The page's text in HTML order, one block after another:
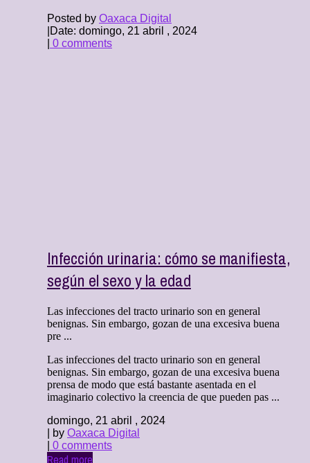
Posted by Oaxaca Digital
Date: domingo, 21 abril , 2024
0 comments
Infección urinaria: cómo se manifiesta,
según el sexo y la edad
Las infecciones del tracto urinario son en general
benignas. Sin embargo, gozan de una excesiva buena
pre ...
Las infecciones del tracto urinario son en general
benignas. Sin embargo, gozan de una excesiva buena
prensa de modo que está bastante asentada en el
imaginario colectivo la creencia de que pueden pas ...
domingo, 21 abril , 2024
| by Oaxaca Digital
0 comments
Read more